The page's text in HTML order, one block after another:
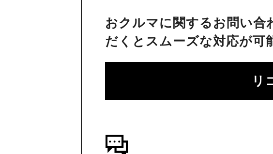
おクルマに関するお問い合
だくとスムーズな対応が可
リ